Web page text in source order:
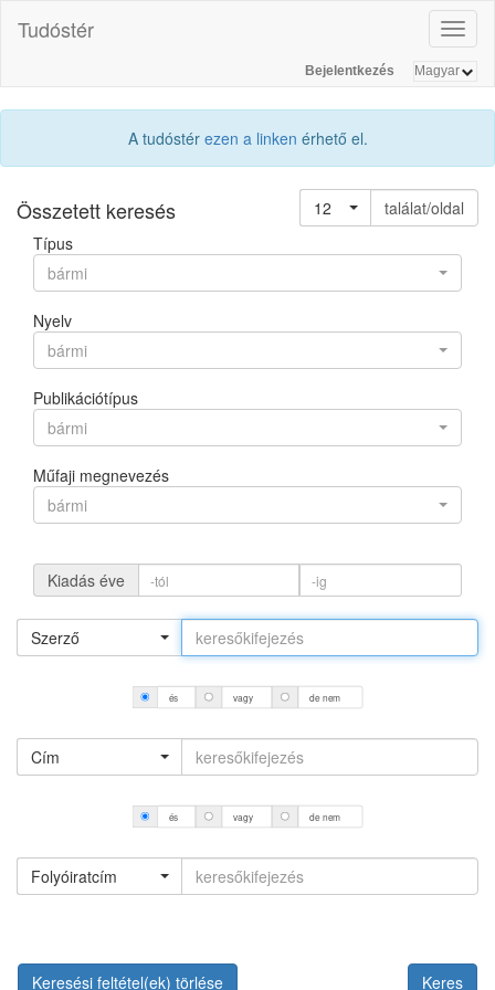
Tudóstér
Bejelentkezés
A tudóstér ezen a linken érhető el.
Összetett keresés 12
találat/oldal
Típus
bármi
Nyelv
bármi
Publikációtípus
bármi
Műfaji megnevezés
bármi
Kiadás éve
Szerző
és vagy de nem
Cím
és vagy de nem
Folyóiratcím
Keresési feltétel(ek) törlése